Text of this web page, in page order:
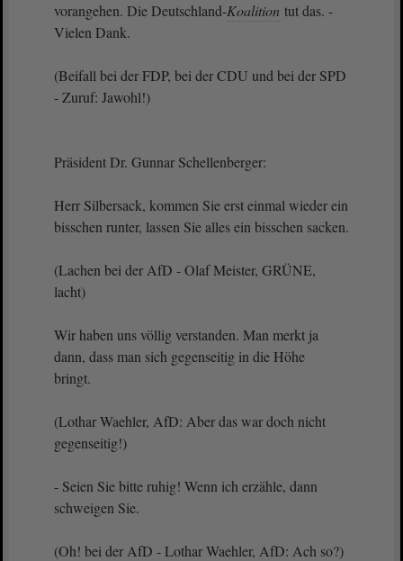
vorangehen. Die Deutschland-Koalition tut das. -
Vielen Dank.
(Beifall bei der FDP, bei der CDU und bei der SPD
- Zuruf: Jawohl!)
Präsident Dr. Gunnar Schellenberger:
Herr Silbersack, kommen Sie erst einmal wieder ein
bisschen runter, lassen Sie alles ein bisschen sacken.
(Lachen bei der AfD - Olaf Meister, GRÜNE,
lacht)
Wir haben uns völlig verstanden. Man merkt ja
dann, dass man sich gegenseitig in die Höhe
bringt.
(Lothar Waehler, AfD: Aber das war doch nicht
gegenseitig!)
- Seien Sie bitte ruhig! Wenn ich erzähle, dann
schweigen Sie.
(Oh! bei der AfD - Lothar Waehler, AfD: Ach so?)